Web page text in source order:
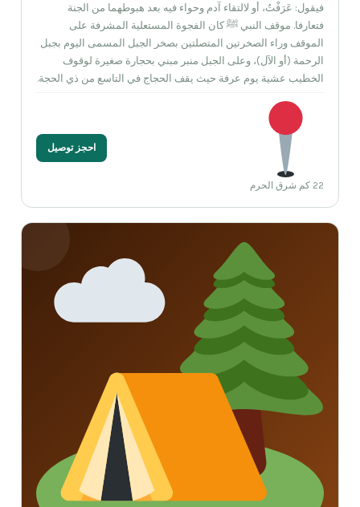
فيقول: عَرَفْتُ، أو لالتقاء آدم وحواء فيه بعد هبوطهما من الجنة
فتعارفا. موقف النبي ﷺ كان الفجوة المستعلية المشرفة على
الموقف وراء الصخرتين المتصلتين بصخر الجبل المسمى اليوم بجبل
الرحمة (أو الآل)، وعلى الجبل منبر مبني بحجارة صغيرة لوقوف
الخطيب عشية يوم عرفة حيث يقف الحجاج في التاسع من ذي الحجة.
22 كم شرق الحرم
احجز توصيل